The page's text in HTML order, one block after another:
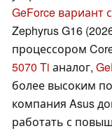
GeForce вариант
Zephyrus G16
процессором
5070 Ti аналог,
более высоким
компания Asus
работать с